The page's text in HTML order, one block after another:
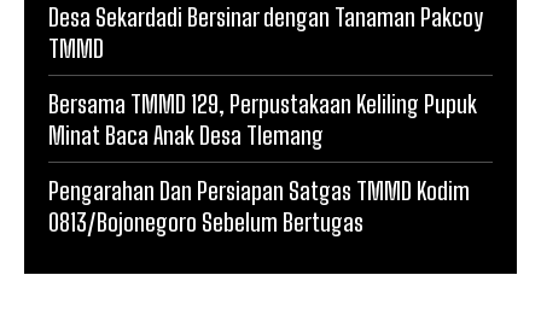
Desa Sekardadi Bersinar dengan Tanaman Pakcoy
TMMD
Bersama TMMD 129, Perpustakaan Keliling Pupuk
Minat Baca Anak Desa Tlemang
Pengarahan Dan Persiapan Satgas TMMD Kodim
0813/Bojonegoro Sebelum Bertugas